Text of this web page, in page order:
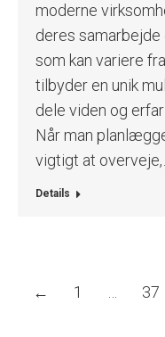
moderne
deres samarbejde
som kan variere
tilbyder en unik
dele viden og
Når man
vigtigt at
Details
← 1 … 37